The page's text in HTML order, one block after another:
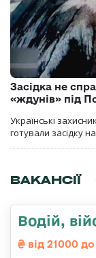
Засідка не
«ждунів» під
Українські
готували засідку
ВАКАНСІЇ
Водій,
від 21000